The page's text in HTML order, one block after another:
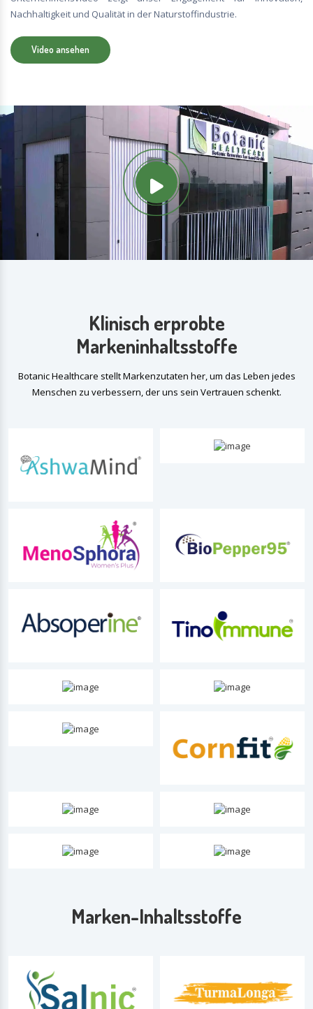
Nachhaltigkeit und Qualität in der Naturstoffindustrie.
Video ansehen
Klinisch erprobte
Markeninhaltsstoffe
Botanic Healthcare stellt Markenzutaten her, um das Leben jedes
Menschen zu verbessern, der uns sein Vertrauen schenkt.
Marken-Inhaltsstoffe